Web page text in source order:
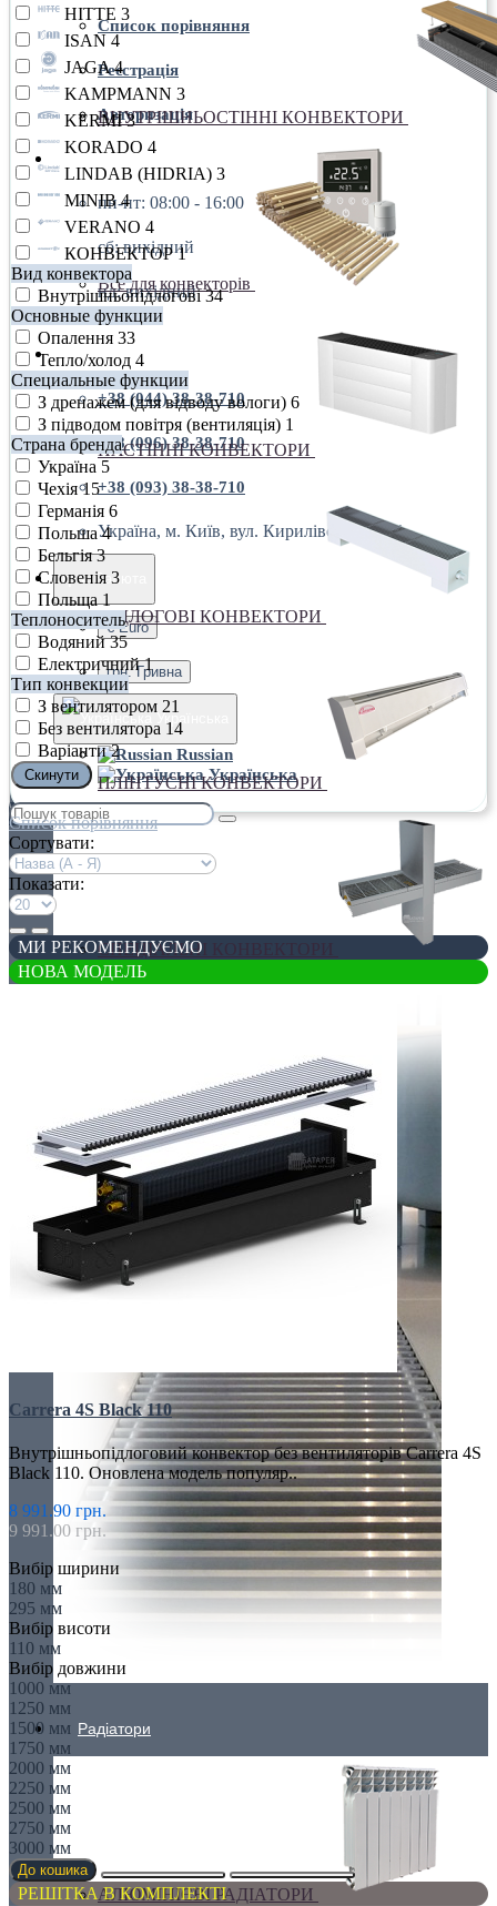
Список порівняння
Реєстрація
Авторизація
пн-пт: 08:00 - 16:00
пн-пт: 08:00 - 16:00
сб: вихідний
нд: вихідний
+38 (044) 38-38-710
+38 (044) 38-38-710
+38 (096) 38-38-710
+38 (093) 38-38-710
Україна, м. Київ, вул. Кирилівська, 160А
грн. Валюта
€ Euro
грн. Гривна
Українська
Russian
Українська
ВНУТРІШНЬОСТІННІ КОНВЕКТОРИ
Все для конвекторів
НАСТІННІ КОНВЕКТОРИ
ПІДЛОГОВІ КОНВЕКТОРИ
ПЛІНТУСНІ КОНВЕКТОРИ
СПЕЦІАЛЬНІ КОНВЕКТОРИ
Радіатори
АЛЮМІНІЄВІ РАДІАТОРИ
HITTE 3
ISAN 4
JAGA 4
KAMPMANN 3
KERMI 3
KORADO 4
LINDAB (HIDRIA) 3
MINIB 4
VERANO 4
КОНВЕКТОР 1
Вид конвектора
Внутрішньопідлогові 34
Основные функции
Опалення 33
Тепло/холод 4
Специальные функции
З дренажем (для відводу вологи) 6
З підводом повітря (вентиляція) 1
Страна бренда
Україна 5
Чехія 15
Германія 6
Польша 4
Бельгія 3
Словенія 3
Польща 1
Теплоноситель
Водяний 35
Електричний 1
Тип конвекции
З вентилятором 21
Без вентилятора 14
Варіанти 2
Cкинути
Список порівняння
Сортувати:
Показати:
МИ РЕКОМЕНДУЄМО
НОВА МОДЕЛЬ
Carrera 4S Black 110
Внутрішньопідлоговий конвектор без вентиляторів Carrera 4S
Black 110. Оновлена ​​модель популяр..
8 991.90 грн.
9 991.00 грн.
Вибір ширини
180 мм
295 мм
Вибір висоти
110 мм
Вибір довжини
1000 мм
1250 мм
1500 мм
1750 мм
2000 мм
2250 мм
2500 мм
2750 мм
3000 мм
До кошика
РЕШІТКА В КОМПЛЕКТІ